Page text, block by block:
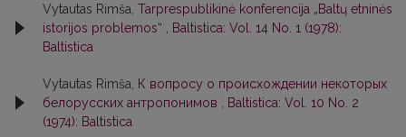
Vytautas Rimša, Tarprespublikinė konferencija „Baltų etninės
istorijos problemos“
Baltistica: Vol. 14 No. 1 (1978):
Baltistica
Vytautas Rimša,
К вопросу о происхождении некоторых
белорусских антропонимов
Baltistica: Vol. 10 No. 2
(1974): Baltistica